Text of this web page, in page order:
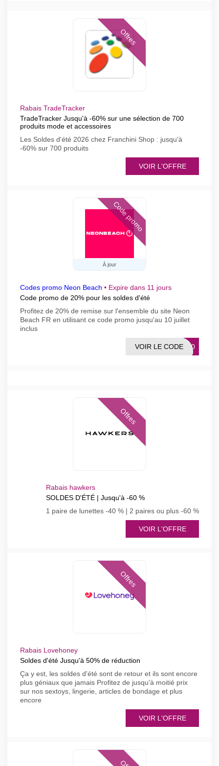
Offres
Rabais TradeTracker
TradeTracker Jusqu'à -60% sur une sélection de 700
produits mode et accessoires
Les Soldes d'été 2026 chez Franchini Shop : jusqu'à
-60% sur 700 produits
VOIR L'OFFRE
À jour
Code promo
Codes promo Neon Beach • Expire dans 11 jours
Code promo de 20% pour les soldes d'été
Profitez de 20% de remise sur l'ensemble du site Neon
Beach FR en utilisant ce code promo jusqu'au 10 juillet
inclus
ES20
VOIR LE CODE
Offres
Rabais hawkers
SOLDES D'ÉTÉ | Jusqu'à -60 %
1 paire de lunettes -40 % | 2 paires ou plus -60 %
VOIR L'OFFRE
Offres
Rabais Lovehoney
Soldes d'été Jusqu'à 50% de réduction
Ça y est, les soldes d'été sont de retour et ils sont encore
plus géniaux que jamais Profitez de jusqu'à moitié prix
sur nos sextoys, lingerie, articles de bondage et plus
encore
VOIR L'OFFRE